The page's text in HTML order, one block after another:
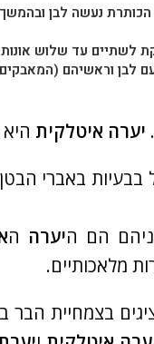
נעשה לבן
עד שלוש אונות
לבן וראשיהם
יערה איטלקית
באברי הבטן
הם היערה ה
מלאכותיים.